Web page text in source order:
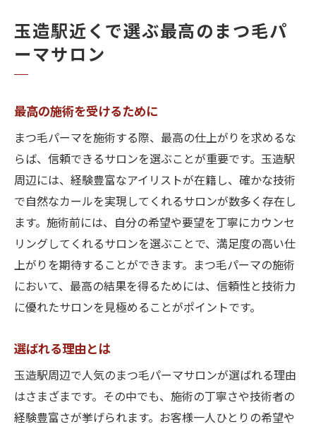
玉造駅近くで選ぶ最高のまつ毛パ
ーマサロン
最高の施術を受けるために
まつ毛パーマを施術する際、最高の仕上がりを求めるな
らば、信頼できるサロンを選ぶことが重要です。玉造駅
周辺には、経験豊富なアイリストが在籍し、確かな技術
で自然なカールを実現してくれるサロンが数多く存在し
ます。施術前には、自分の希望や要望を丁寧にカウンセ
リングしてくれるサロンを選ぶことで、満足度の高い仕
上がりを期待することができます。まつ毛パーマの施術
において、最高の結果を得るためには、信頼性と技術力
に優れたサロンを見極めることがポイントです。
選ばれる理由とは
玉造駅周辺で人気のまつ毛パーマサロンが選ばれる理由
はさまざまです。その中でも、施術の丁寧さや技術者の
経験豊富さが挙げられます。お客様一人ひとりの希望や